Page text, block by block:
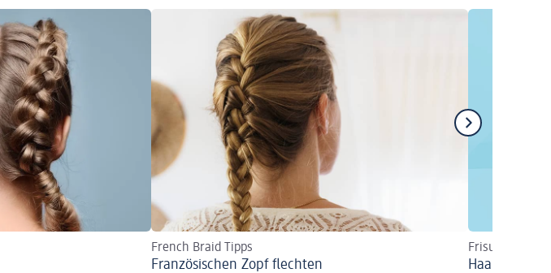
French Braid Tipps
Französischen Zopf flechten
Frisuren mit
Haarreif